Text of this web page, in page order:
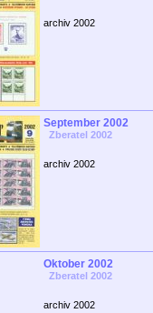
archiv 2002
September 2002
Zberatel 2002
archiv 2002
Oktober 2002
Zberatel 2002
archiv 2002